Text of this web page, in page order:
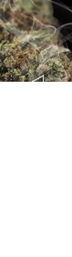
Přejít
na
obsah